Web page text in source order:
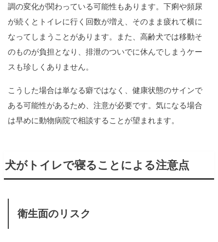
調の変化が関わっている可能性もあります。下痢や頻尿
が続くとトイレに行く回数が増え、そのまま疲れて横に
なってしまうことがあります。また、高齢犬では移動そ
のものが負担となり、排泄のついでに休んでしまうケー
スも珍しくありません。
こうした場合は単なる癖ではなく、健康状態のサインで
ある可能性があるため、注意が必要です。気になる場合
は早めに動物病院で相談することが望まれます。
犬がトイレで寝ることによる注意点
衛生面のリスク